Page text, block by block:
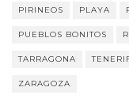
PIRINEOS PLAYA
PUEBLOS BONITOS
TARRAGONA
ZARAGOZA